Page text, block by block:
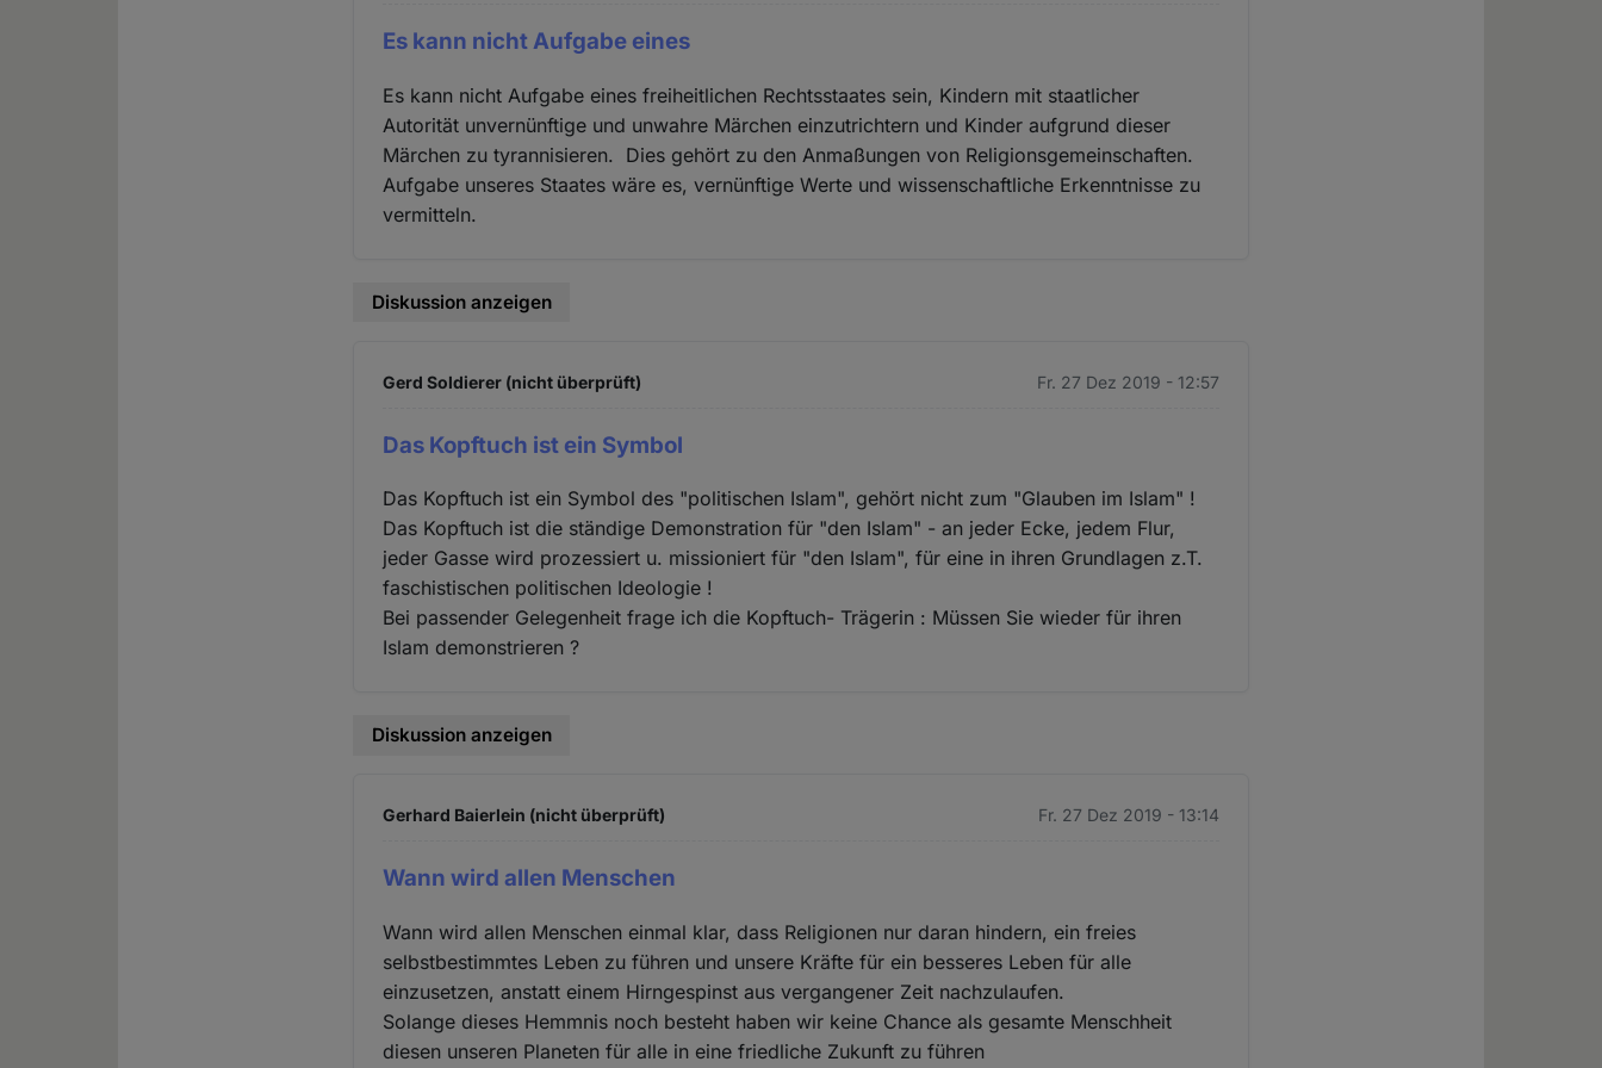
Es kann nicht Aufgabe eines
Es kann nicht Aufgabe eines freiheitlichen Rechtsstaates sein, Kindern mit staatlicher
Autorität unvernünftige und unwahre Märchen einzutrichtern und Kinder aufgrund dieser
Märchen zu tyrannisieren. Dies gehört zu den Anmaßungen von Religionsgemeinschaften.
Aufgabe unseres Staates wäre es, vernünftige Werte und wissenschaftliche Erkenntnisse zu
vermitteln.
Diskussion anzeigen
Gerd Soldierer (nicht überprüft) Fr. 27 Dez 2019 - 12:57
Das Kopftuch ist ein Symbol
Das Kopftuch ist ein Symbol des "politischen Islam", gehört nicht zum "Glauben im Islam" !
Das Kopftuch ist die ständige Demonstration für "den Islam" - an jeder Ecke, jedem Flur,
jeder Gasse wird prozessiert u. missioniert für "den Islam", für eine in ihren Grundlagen z.T.
faschistischen politischen Ideologie !
Bei passender Gelegenheit frage ich die Kopftuch- Trägerin : Müssen Sie wieder für ihren
Islam demonstrieren ?
Diskussion anzeigen
Gerhard Baierlein (nicht überprüft) Fr. 27 Dez 2019 - 13:14
Wann wird allen Menschen
Wann wird allen Menschen einmal klar, dass Religionen nur daran hindern, ein freies
selbstbestimmtes Leben zu führen und unsere Kräfte für ein besseres Leben für alle
einzusetzen, anstatt einem Hirngespinst aus vergangener Zeit nachzulaufen.
Solange dieses Hemmnis noch besteht haben wir keine Chance als gesamte Menschheit
diesen unseren Planeten für alle in eine friedliche Zukunft zu führen